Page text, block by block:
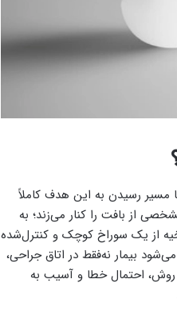
مسیر رسیدن به این هدف کاملاً
از بافت را کنار می‌زند؛ به
از یک سوراخ کوچک و کنترل‌شده
بیمار نه‌فقط در اتاق جراحی،
روش، احتمال خطا و آسیب به